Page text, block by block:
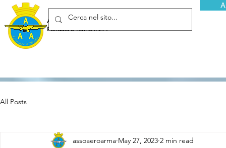
Associazione Arma Aeronautica - Aviatori d'Italia ETS
Fondata a Torino il 29 febbraio 1952
All Posts
assoaeroarma May 27, 2023 2 min read